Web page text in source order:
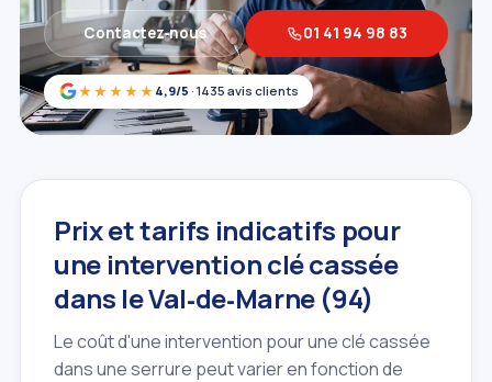
★★★★★ 4,9/5 · 1435 avis clients
Contactez‑nous 01 41 94 98 83
Prix et tarifs indicatifs pour
une intervention clé cassée
dans le Val‑de‑Marne (94)
Le coût d'une intervention pour une clé cassée
dans une serrure peut varier en fonction de